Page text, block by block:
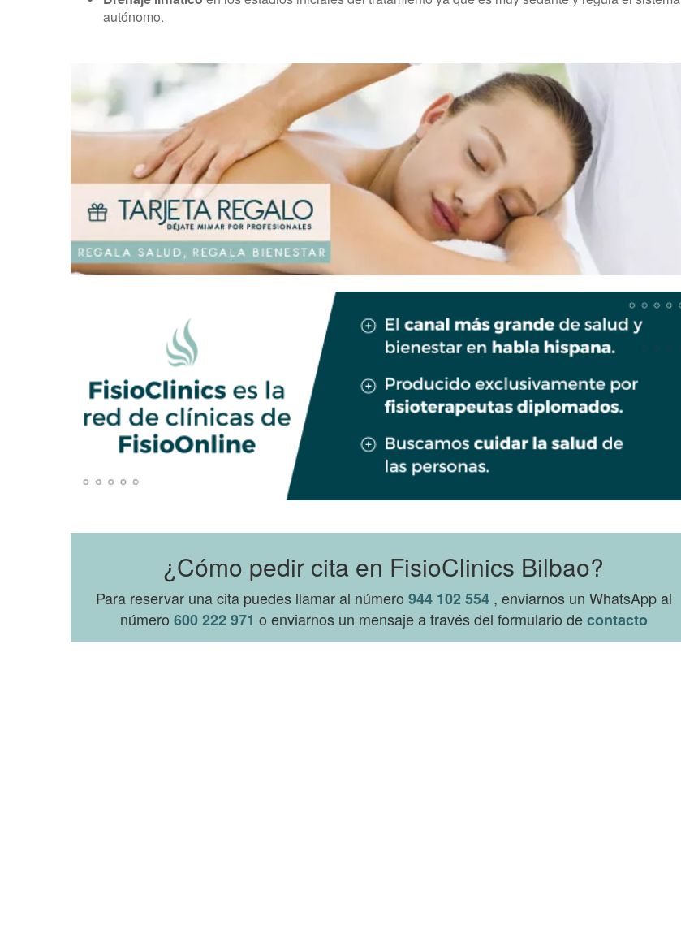
autónomo.
¿Cómo pedir cita en FisioClinics Bilbao?
Para reservar una cita puedes llamar al número 944 102 554 , enviarnos un WhatsApp al
número 600 222 971 o enviarnos un mensaje a través del formulario decontacto